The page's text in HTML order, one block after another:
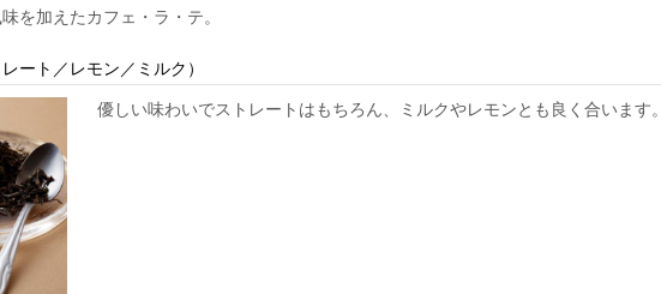
を加えたカフェ・ラ・テ。
ート／レモン／ミルク）
優しい味わいでストレートはもちろん、ミルクやレモンとも良く合います。